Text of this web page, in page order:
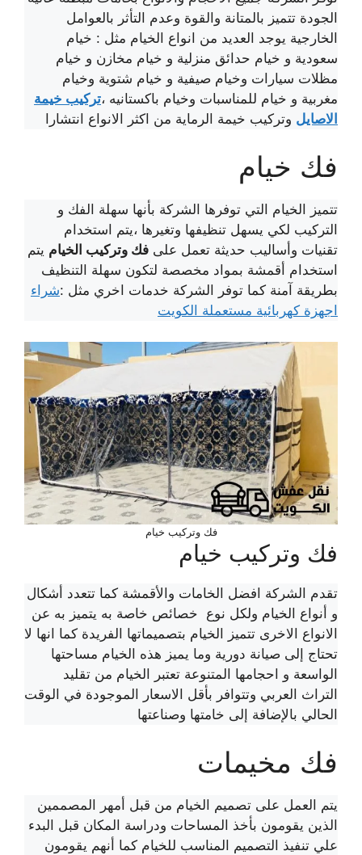
الجودة تتميز بالمتانة والقوة وعدم التأثر بالعوامل
الخارجية يوجد العديد من انواع الخيام مثل : خيام
سعودية و خيام حدائق منزلية و خيام مخازن و خيام
مظلات سيارات وخيام صيفية و خيام شتوية وخيام
مغربية و خيام للمناسبات وخيام باكستانيه ،تركيب خيمة
الاصايل وتركيب خيمة الرماية من اكثر الانواع انتشارا
فك خيام
تتميز الخيام التي توفرها الشركة بأنها سهلة الفك و
التركيب لكي يسهل تنظيفها وتغيرها ،يتم استخدام
تقنيات وأساليب حديثة تعمل على فك وتركيب الخيام يتم
استخدام أقمشة بمواد مخصصة لتكون سهلة التنظيف
بطريقة آمنة كما توفر الشركة خدمات اخري مثل :شراء
اجهزة كهربائية مستعملة الكويت
فك وتركيب خيام
فك وتركيب خيام
تقدم الشركة افضل الخامات والأقمشة كما تتعدد أشكال
و أنواع الخيام ولكل نوع خصائص خاصة به يتميز به عن
الانواع الاخرى تتميز الخيام بتصميماتها الفريدة كما انها لا
تحتاج إلى صيانة دورية وما يميز هذه الخيام مساحتها
الواسعة و احجامها المتنوعة تعتبر الخيام من تقليد
التراث العربي وتتوافر بأقل الاسعار الموجودة في الوقت
الحالي بالإضافة إلى خامتها وصناعتها
فك مخيمات
يتم العمل على تصميم الخيام من قبل أمهر المصممين
الذين يقومون بأخذ المساحات ودراسة المكان قبل البدء
علي تنفيذ التصميم المناسب للخيام كما أنهم يقومون